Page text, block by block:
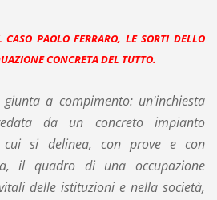
PAOLO FERRARO, LE SORTI DELLO
CONCRETA DEL TUTTO.
a compimento: un'inchiesta
da un concreto impianto
cui si delinea, con prove e con
il quadro di una occupazione
delle istituzioni e nella società,